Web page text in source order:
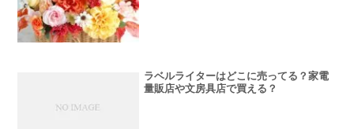
ラベルライターはどこに売ってる？家電
量販店や文房具店で買える？